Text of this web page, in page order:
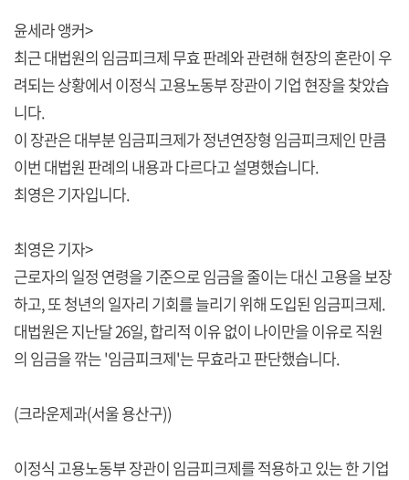
윤세라 앵커>
최근 대법원의 임금피크제 무효 판례와 관련해 현장의 혼란이 우
려되는 상황에서 이정식 고용노동부 장관이 기업 현장을 찾았습
니다.
이 장관은 대부분 임금피크제가 정년연장형 임금피크제인 만큼
이번 대법원 판례의 내용과 다르다고 설명했습니다.
최영은 기자입니다.
최영은 기자>
근로자의 일정 연령을 기준으로 임금을 줄이는 대신 고용을 보장
하고, 또 청년의 일자리 기회를 늘리기 위해 도입된 임금피크제.
대법원은 지난달 26일, 합리적 이유 없이 나이만을 이유로 직원
의 임금을 깎는 '임금피크제'는 무효라고 판단했습니다.
(크라운제과(서울 용산구))
이정식 고용노동부 장관이 임금피크제를 적용하고 있는 한 기업